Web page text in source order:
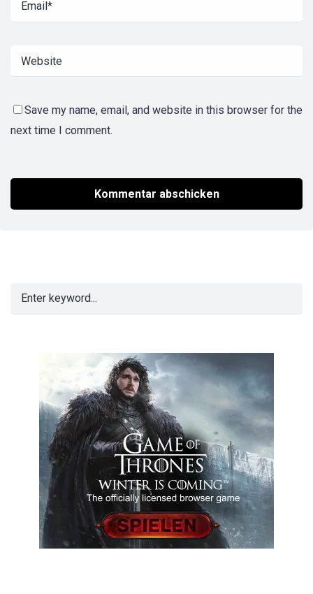
Save my name, email, and website in this browser for the
next time I comment.